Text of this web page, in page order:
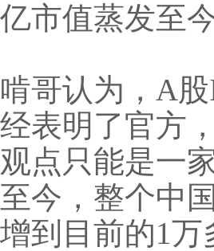
亿市值蒸发至
啃哥认为，A
经表明了官方
观点只能是一
至今，整个中
增到目前的1